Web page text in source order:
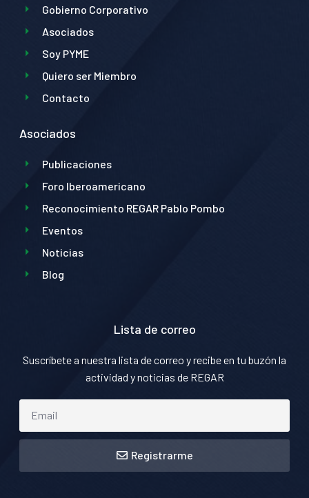
Gobierno Corporativo
Asociados
Soy PYME
Quiero ser Miembro
Contacto
Asociados
Publicaciones
Foro Iberoamericano
Reconocimiento REGAR Pablo Pombo
Eventos
Noticias
Blog
Lista de correo
Suscríbete a nuestra lista de correo y recibe en tu buzón la
actividad y noticias de REGAR
Registrarme